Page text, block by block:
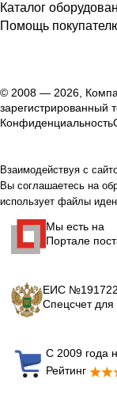
Каталог
Помощь
© 2008 — 2026,
зарегистрированный
Конфиденциальность
Взаимодействуя с
Вы соглашаетесь на
использует файлы
Мы есть на
Портале
ЕИС
Спецсчет для
С 2009 года
Рейтинг